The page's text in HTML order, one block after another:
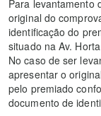
Para levantamento
original do
identificação do
situado na Av.
No caso de ser
apresentar o
pelo premiado
documento de